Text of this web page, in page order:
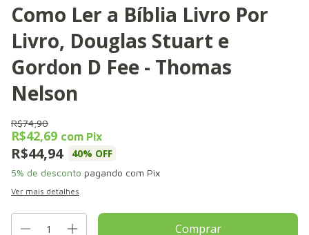
Como Ler a Bíblia Livro Por
Livro, Douglas Stuart e
Gordon D Fee - Thomas
Nelson
R$74,90
R$44,94 40% OFF
R$42,69 com Pix
5% de desconto pagando com Pix
Ver mais detalhes